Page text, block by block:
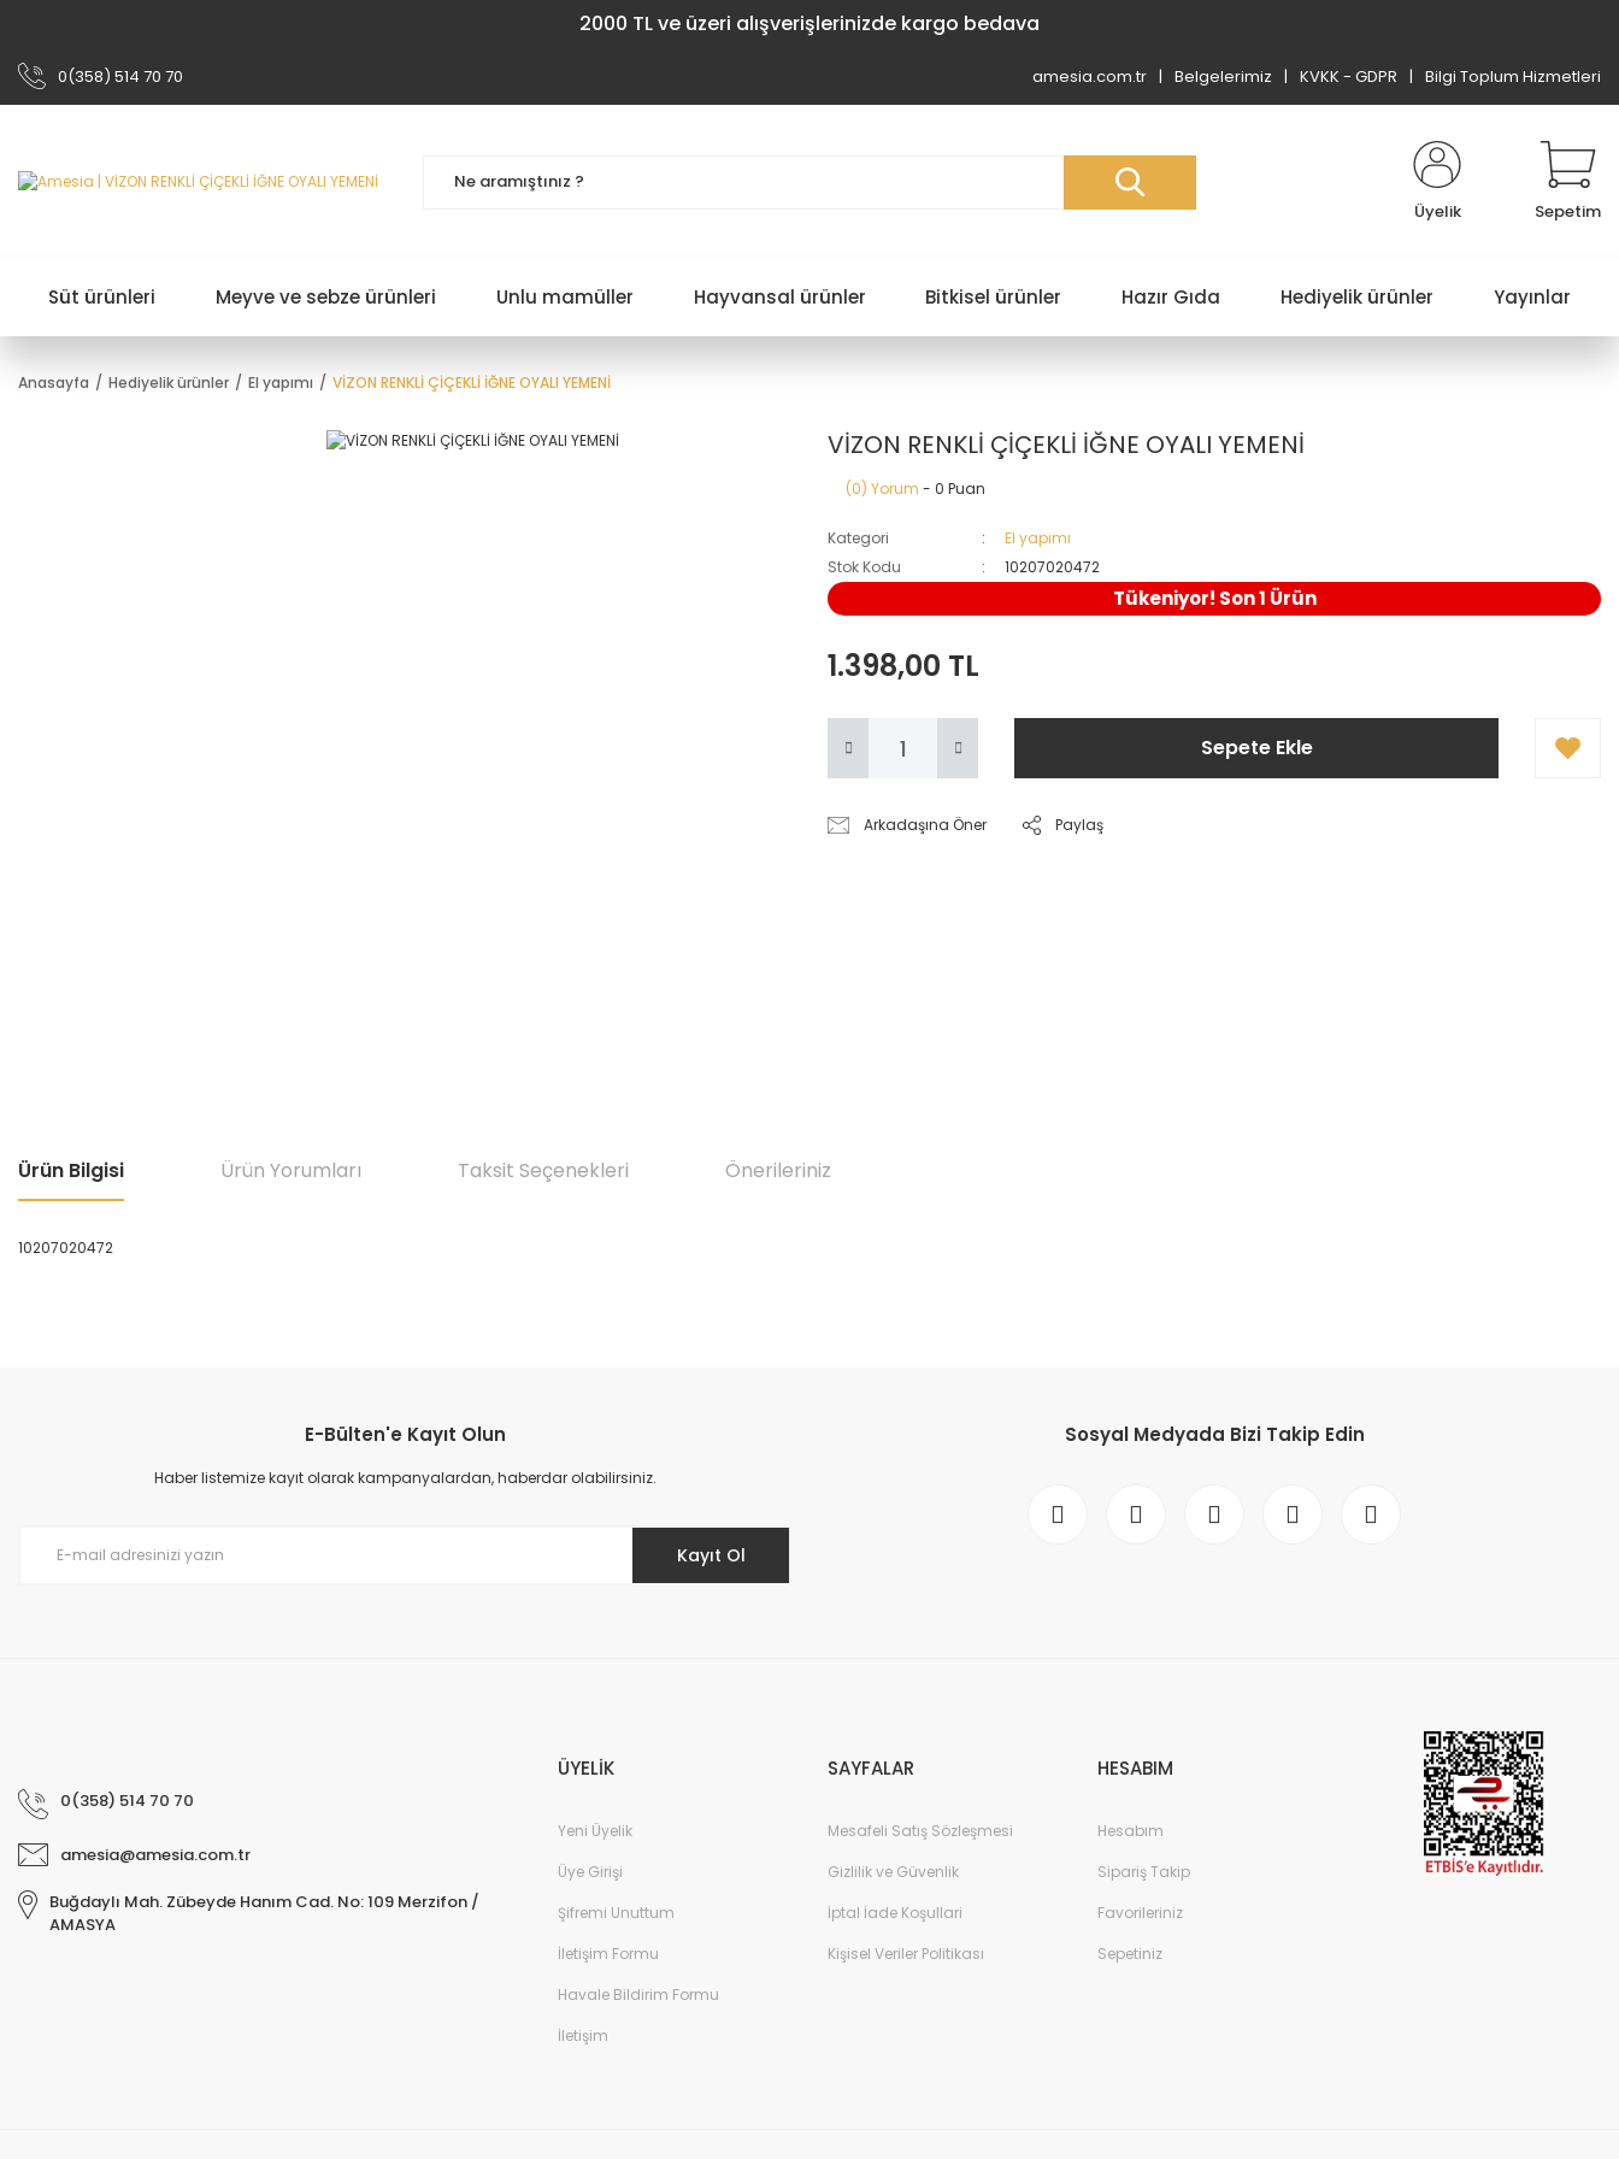
2000 TL ve üzeri alışverişlerinizde kargo bedava
0(358) 514 70 70 amesia.com.tr Belgelerimiz KVKK - GDPR Bilgi Toplum Hizmetleri
Üyelik Sepetim
Süt ürünleri Meyve ve sebze ürünleri Unlu mamüller Hayvansal ürünler Bitkisel ürünler Hazır Gıda Hediyelik ürünler Yayınlar
Anasayfa Hediyelik ürünler El yapımı VİZON RENKLİ ÇİÇEKLİ İĞNE OYALI YEMENİ
VİZON RENKLİ ÇİÇEKLİ İĞNE OYALI YEMENİ
(0) Yorum - 0 Puan
Kategori
El yapımı
Stok Kodu
10207020472
Tükeniyor! Son 1 Ürün
1.398,00 TL
Sepete Ekle
Arkadaşına Öner Paylaş
Ürün Bilgisi Ürün Yorumları Taksit Seçenekleri Önerileriniz
10207020472
Ürün resmi kalitesiz, bozuk veya görüntülenemiyor.
Ürün açıklamasında eksik bilgiler bulunuyor.
E-Bülten'e Kayıt Olun
Haber listemize kayıt olarak kampanyalardan, haberdar olabilirsiniz.
Kayıt Ol
Sosyal Medyada Bizi Takip Edin
0(358) 514 70 70
amesia@amesia.com.tr
Buğdaylı Mah. Zübeyde Hanım Cad. No: 109 Merzifon /
AMASYA
ÜYELİK
Yeni Üyelik
Üye Girişi
Şifremi Unuttum
İletişim Formu
Havale Bildirim Formu
İletişim
SAYFALAR
Mesafeli Satış Sözleşmesi
Gizlilik ve Güvenlik
İptal İade Koşullari
Kişisel Veriler Politikası
HESABIM
Hesabım
Sipariş Takip
Favorileriniz
Sepetiniz